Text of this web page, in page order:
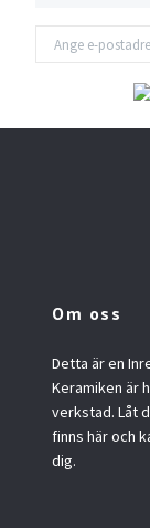
Om oss
Detta är en
Keramiken är
verkstad. Låt
finns här och
dig.